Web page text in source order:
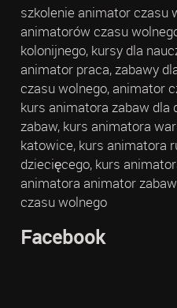
szkolenie animator czasu
animatorów czasu
kolonijnego, kursy dla
animator praca, zabawy
czasu wolnego, animator
kurs animatora zabaw dla
zabaw, kurs animatora
katowice, kurs animatora
dziecięcego, kurs
animatora animator
czasu wolnego
Facebook